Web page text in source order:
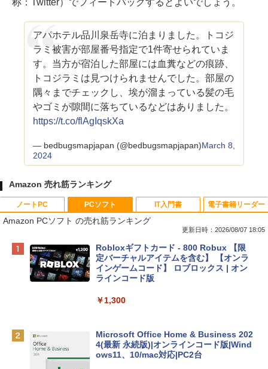
称：Twitter）でフィードバックするとよいでしょう。
アパホテル品川泉岳寺に泊まりました。トコジ
ラミ被害が部屋番号指定で1件寄せられていま
す。当方が宿泊した部屋には血糞などの痕跡、
トコジラミは見つけられませんでした。部屋の
隅々までチェックし、埃が溜まっている髪の毛
やゴミが隙間に落ちているなどはありました。
https://t.co/flAgIqskXa
— bedbugsmapjapan (@bedbugsmapjapan)March 8,
2024
Amazon 売れ筋ランキング
ノートPC
Apple 2026 MacBook Neo A18 Proチッ
プ搭載13インチノートブック：AIとAppl
e Intelligence、Liquid Retinaディスプ
レイ、8GBメモリ、512GB SSD、1080p
ィゴ + 3年延長 AppleCare+ for 13インチ
￥162,598
PCソフト
Amazon PCソフト の売れ筋ランキング
更新日時：2026/08/07 18:05
Robloxギフトカード - 800 Robux 【限
定バーチャルアイテムを含む】 【オンラ
インゲームコード】 ロブロックス | オン
ラインコード版
￥1,300
Microsoft Office Home & Business 202
4(最新 永続版)|オンラインコード版|Wind
ows11、10/mac対応|PC2台
IT入門書 電子書籍リーダー